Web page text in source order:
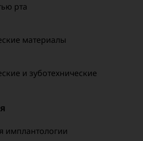
рта
материалы
и зуботехнические
имплантологии